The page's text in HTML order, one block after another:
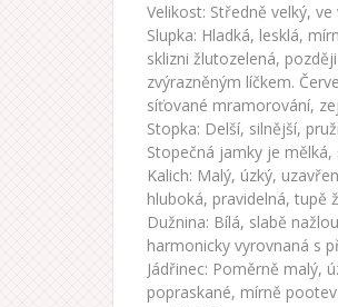
Velikost: Středně velký,
Slupka: Hladká, lesklá,
sklizni žlutozelená,
zvýrazněným líčkem.
síťované mramorování,
Stopka: Delší, silnější,
Stopečná jamky je
Kalich: Malý, úzký,
hluboká, pravidelná, tupě
Dužnina: Bílá, slabě
harmonicky vyrovnaná s
Jádřinec: Poměrně malý,
popraskané, mírně